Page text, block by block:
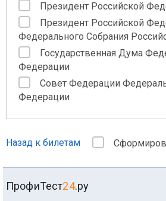
Президент Российской
Президент Российской
Федерального Собрания
Государственная Дума
Федерации
Совет Федерации
Федерации
Назад к билетам
ПрофиТест24.ру